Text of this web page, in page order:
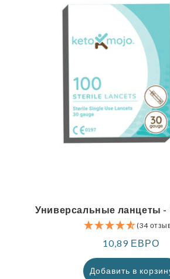
Универсальные ланцеты -
(34
Обычная
цена
10,89 ЕВРО
Добавить в